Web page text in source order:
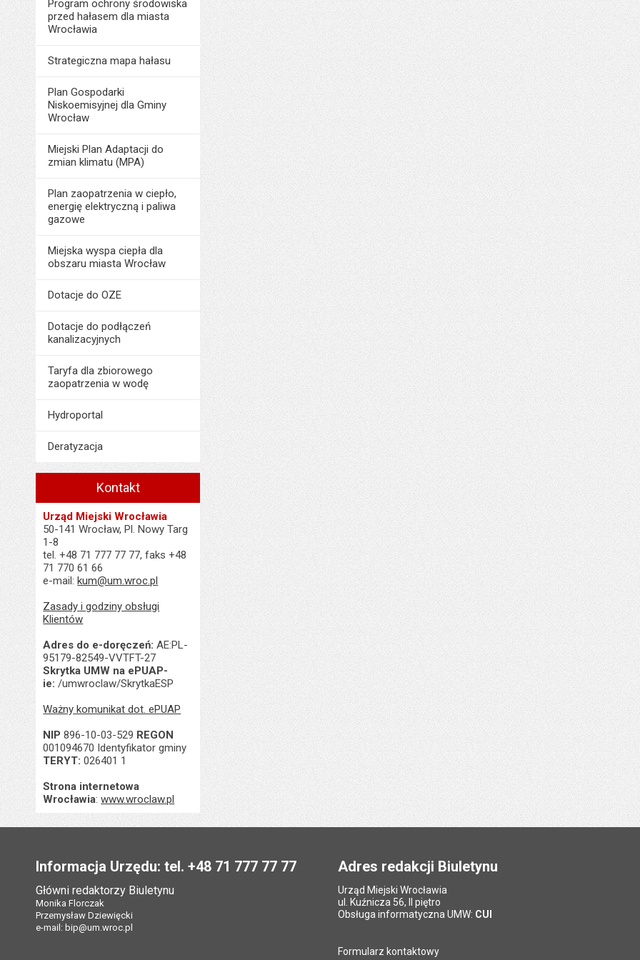
Program ochrony środowiska
przed hałasem dla miasta
Wrocławia
Strategiczna mapa hałasu
Plan Gospodarki
Niskoemisyjnej dla Gminy
Wrocław
Miejski Plan Adaptacji do
zmian klimatu (MPA)
Plan zaopatrzenia w ciepło,
energię elektryczną i paliwa
gazowe
Miejska wyspa ciepła dla
obszaru miasta Wrocław
Dotacje do OZE
Dotacje do podłączeń
kanalizacyjnych
Taryfa dla zbiorowego
zaopatrzenia w wodę
Hydroportal
Deratyzacja
Kontakt
Urząd Miejski Wrocławia
50-141 Wrocław, Pl. Nowy Targ
1-8
tel. +48 71 777 77 77, faks +48
71 770 61 66
e-mail:kum@um.wroc.pl
Zasady i godziny obsługi
Klientów
Adres do e-doręczeń: AE:PL-
95179-82549-VVTFT-27
Skrytka UMW na ePUAP-
ie: /umwroclaw/SkrytkaESP
Ważny komunikat dot. ePUAP
NIP 896-10-03-529 REGON
001094670 Identyfikator gminy
TERYT: 026401 1
Strona internetowa
Wrocławia:www.wroclaw.pl
Informacja Urzędu: tel. +48 71 777 77 77
Główni redaktorzy Biuletynu
Monika Florczak
Przemysław Dziewięcki
e-mail: bip@um.wroc.pl
Adres redakcji Biuletynu
Urząd Miejski Wrocławia
ul. Kuźnicza 56, II piętro
Obsługa informatyczna UMW: CUI
Formularz kontaktowy